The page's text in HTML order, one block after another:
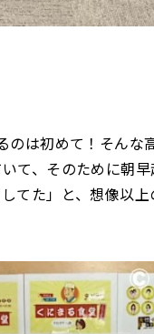
のは初めて！そんな
て、そのために朝
てた」と、想像以